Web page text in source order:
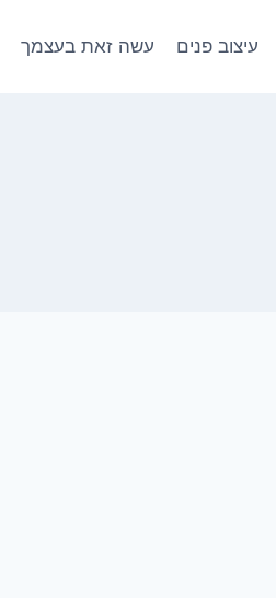
עיצוב פנים עשה זאת בעצמך